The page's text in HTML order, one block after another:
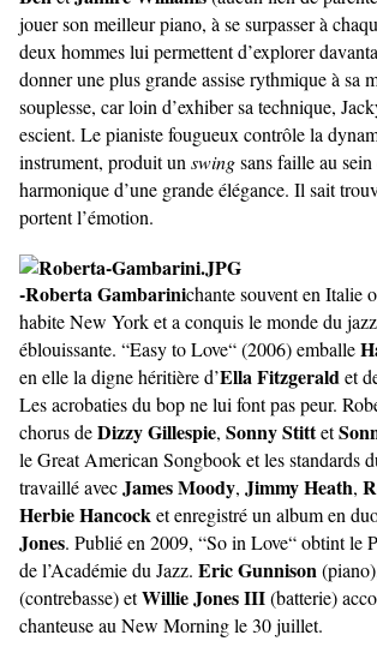
jouer son meilleur piano, à se surpasser à
deux hommes lui permettent d’explorer
donner une plus grande assise rythmique à sa
souplesse, car loin d’exhiber sa technique,
escient. Le pianiste fougueux contrôle la
instrument, produit un swingsans faille au
harmonique d’une grande élégance. Il sait
portent l’émotion.
-Roberta Gambarinichante souvent en Italie
habite New York et a conquis le monde du
éblouissante. “Easy to Love“ (2006) emballe
en elle la digne héritière d’Ella Fitzgeraldet
Les acrobaties du bop ne lui font pas peur.
chorus deDizzy Gillespie, Sonny Stittet
le Great American Songbook et les standards
travaillé avecJames Moody, Jimmy Heath,
Herbie Hancocket enregistré un album en
Jones. Publié en 2009, “So in Love“ obtint le
de l’Académie du Jazz. Eric Gunnison
(contrebasse) etWillie Jones III(batterie)
chanteuse au New Morning le 30 juillet.